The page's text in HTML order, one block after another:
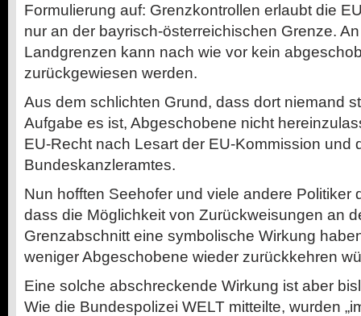
Formulierung auf: Grenzkontrollen erlaubt die
nur an der bayrisch-österreichischen Grenze.
Landgrenzen kann nach wie vor kein
zurückgewiesen werden.
Aus dem schlichten Grund, dass dort niemand
Aufgabe es ist, Abgeschobene nicht
EU-Recht nach Lesart der EU-Kommission und
Bundeskanzleramtes.
Nun hofften Seehofer und viele andere Politiker
dass die Möglichkeit von Zurückweisungen an
Grenzabschnitt eine symbolische Wirkung
weniger Abgeschobene wieder zurückkehren
Eine solche abschreckende Wirkung ist aber
Wie die Bundespolizei WELT mitteilte, wurden